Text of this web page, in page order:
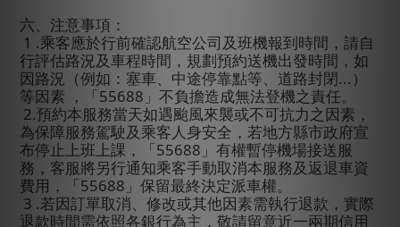
六、注意事項：
1 .乘客應於行前確認航空公司及班機報到時間，請自
行評估路況及車程時間，規劃預約送機出發時間，如
因路況（例如：塞車、中途停靠點等、道路封閉... ）
等因素 ，「55688 」不負擔造成無法登機之責任。
2.預約本服務當天如遇颱風來襲或不可抗力之因素，
為保障服務駕駛及乘客人身安全，若地方縣市政府宣
布停止上班上課，「55688 」有權暫停機場接送服
務，客服將另行通知乘客手動取消本服務及返退車資
費用，「55688 」保留最終決定派車權。
3 .若因訂單取消、修改或其他因素需執行退款，實際
退款時間需依照各銀行為主，敬請留意近一兩期信用